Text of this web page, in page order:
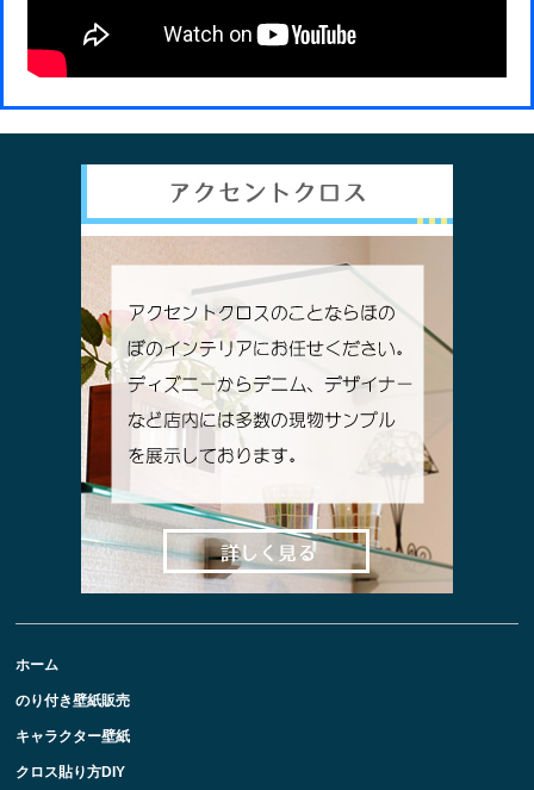
ホーム
のり付き壁紙販売
キャラクター壁紙
クロス貼り方DIY